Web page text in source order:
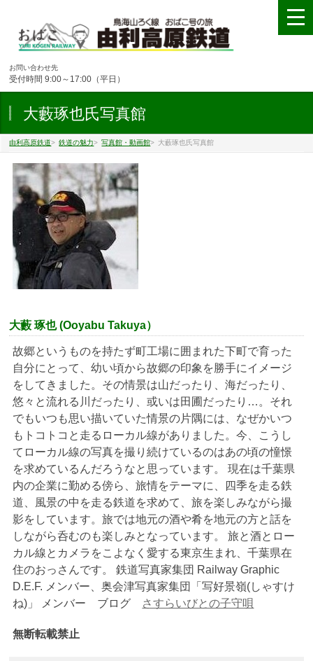
お問い合わせ先
受付時間 9:00～17:00（平日）
大藪琢也氏写真館
由利高原鉄道> 鉄道の魅力> 写真館・動画館> 大藪琢也氏写真館
大藪 琢也 (Ooyabu Takuya）
故郷というものを持たず町工場に囲まれた下町で育った
自分にとって、幼い頃から故郷の印象を勝手にイメージ
をしてきました。その情景は山だったり、海だったり、
悠々と流れる川だったり、或いは田圃だったり…。それ
でもいつも思い描いていた情景の片隅には、なぜかいつ
もトコトコと走るローカル線がありました。今、こうし
てローカル線の写真を撮り続けているのはあの頃の憧憬
を求めているんだろうなと思っています。 現在は千葉県
内の企業に勤める傍ら、旅情をテーマに、四季を走る鉄
道、風景の中を走る鉄道を求めて、旅を楽しみながら撮
影をしています。旅では地元の酒や肴を地元の方と話を
しながら呑むのも楽しみとなっています。 旅と酒とロー
カル線とカメラをこよなく愛する東京生まれ、千葉県在
住のおっさんです。 鉄道写真家集団 Railway Graphic
D.E.F. メンバー、奥会津写真家集団「写好景嶺(しゃすけ
ね)」 メンバー ブログ さすらいびとの子守唄
無断転載禁止